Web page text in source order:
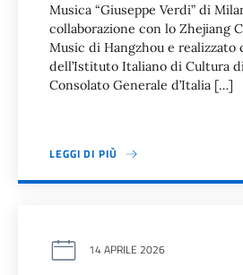
Musica “Giuseppe Verdi” di
collaborazione con lo Zhejiang
Music di Hangzhou e realizzato
dell’Istituto Italiano di Cultura
Consolato Generale d’Italia […]
LEGGI DI PIÙ
14 APRILE 2026